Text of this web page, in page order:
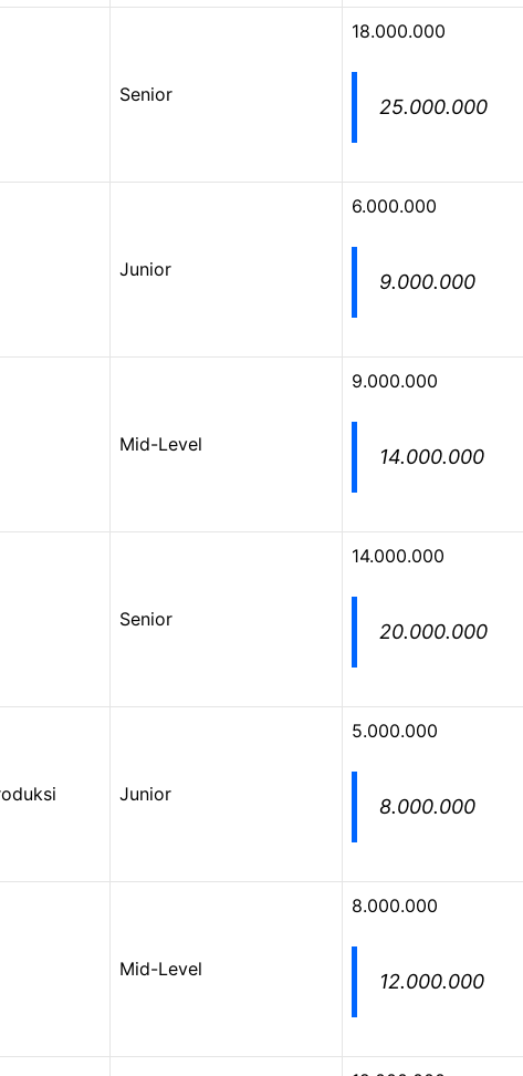
Senior
18.000.000
25.000.000
Junior
6.000.000
9.000.000
Mid-Level
9.000.000
14.000.000
Senior
14.000.000
20.000.000
Junior
5.000.000
8.000.000
Mid-Level
8.000.000
12.000.000